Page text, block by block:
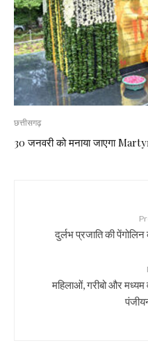
छत्तीसगढ़
30 जनवरी को मनाया जाएगा
दुर्लभ प्रजाति की
महिलाओं, गरीबो और मध्यम